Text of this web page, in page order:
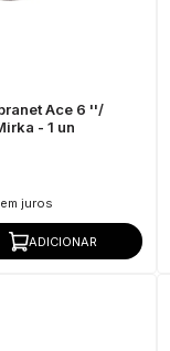
Ace 6 ''/
- 1 un
juros
ADICIONAR